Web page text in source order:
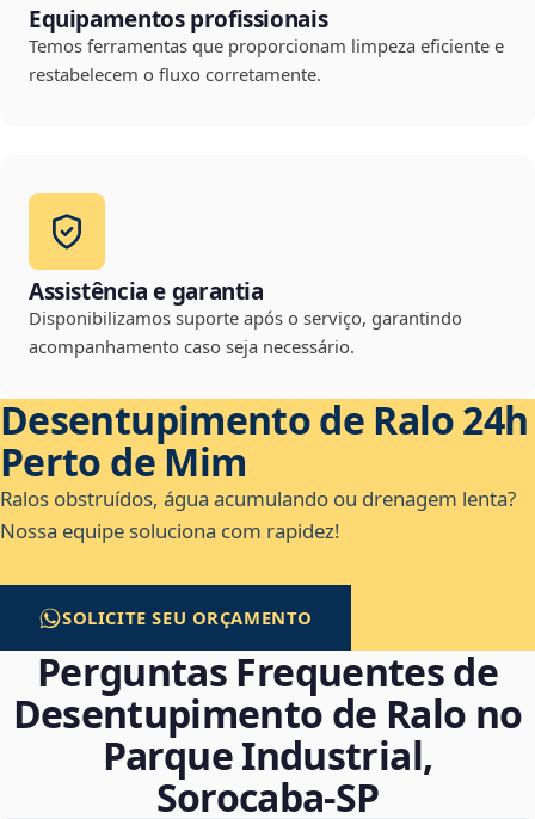
Equipamentos profissionais
Temos ferramentas que proporcionam limpeza eficiente e
restabelecem o fluxo corretamente.
Assistência e garantia
Disponibilizamos suporte após o serviço, garantindo
acompanhamento caso seja necessário.
Desentupimento de Ralo 24h
Perto de Mim
Ralos obstruídos, água acumulando ou drenagem lenta?
Nossa equipe soluciona com rapidez!
SOLICITE SEU ORÇAMENTO
Perguntas Frequentes de
Desentupimento de Ralo no
Parque Industrial,
Sorocaba‑SP